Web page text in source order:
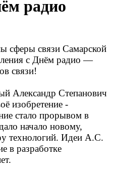
радио
сферы связи Самарской
с Днём радио —
связи!
Александр Степанович
изобретение -
стало прорывом в
начало новому,
технологий. Идеи А.С.
в разработке